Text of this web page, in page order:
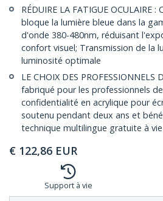
RÉDUIRE LA FATIGUE OCULAIRE
bloque la lumière bleue dans la
d'onde 380-480nm, réduisant
confort visuel; Transmission de la
luminosité optimale
LE CHOIX DES PROFESSIONNELS
fabriqué pour les professionnels
confidentialité en acrylique pour
soutenu pendant deux ans et
technique multilingue gratuite à
€ 122,86 EUR
Support à vie